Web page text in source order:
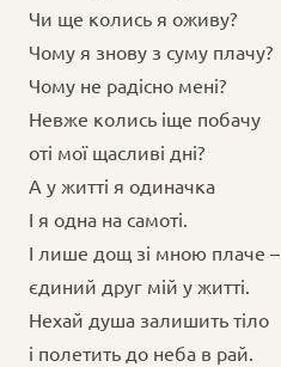
Чи ще колись я оживу?
Чому я знову з суму плачу?
Чому не радісно мені?
Невже колись іще побачу
оті мої щасливі дні?
А у житті я одиначка
І я одна на самоті.
І лише дощ зі мною плаче –
єдиний друг мій у житті.
Нехай душа залишить тіло
і полетить до неба в рай.